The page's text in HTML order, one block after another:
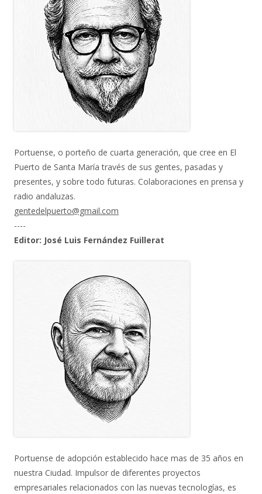
Portuense, o porteño de cuarta generación, que cree en El
Puerto de Santa María través de sus gentes, pasadas y
presentes, y sobre todo futuras. Colaboraciones en prensa y
radio andaluzas.
gentedelpuerto@gmail.com
----
Editor: José Luis Fernández Fuillerat
Portuense de adopción establecido hace mas de 35 años en
nuestra Ciudad. Impulsor de diferentes proyectos
empresariales relacionados con las nuevas tecnologías, es